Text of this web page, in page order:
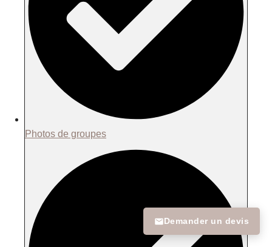
Photos de groupes
Demander un devis